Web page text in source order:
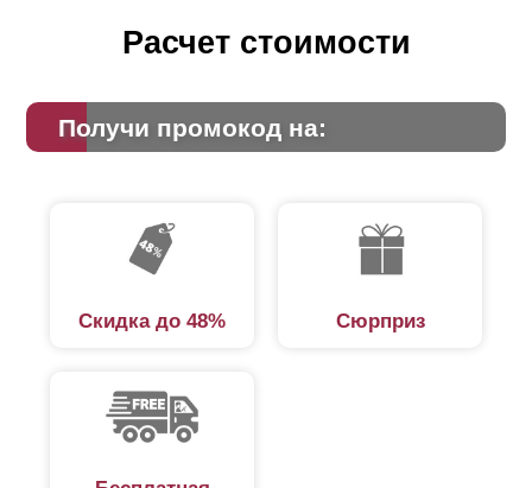
Расчет стоимости
Получи промокод на:
Скидка до 48% Сюрприз